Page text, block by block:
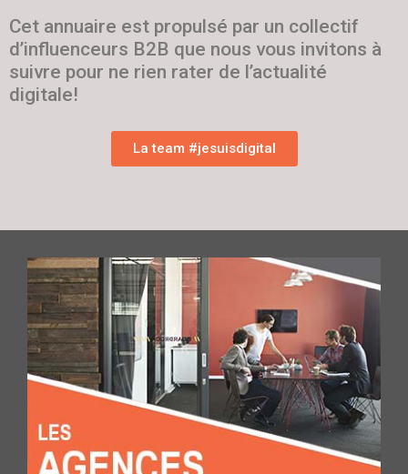
Cet annuaire est propulsé par un collectif
d’influenceurs B2B que nous vous invitons à
suivre pour ne rien rater de l’actualité
digitale!
La team #jesuisdigital